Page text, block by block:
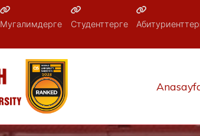
Мугалимдерге Студенттерге